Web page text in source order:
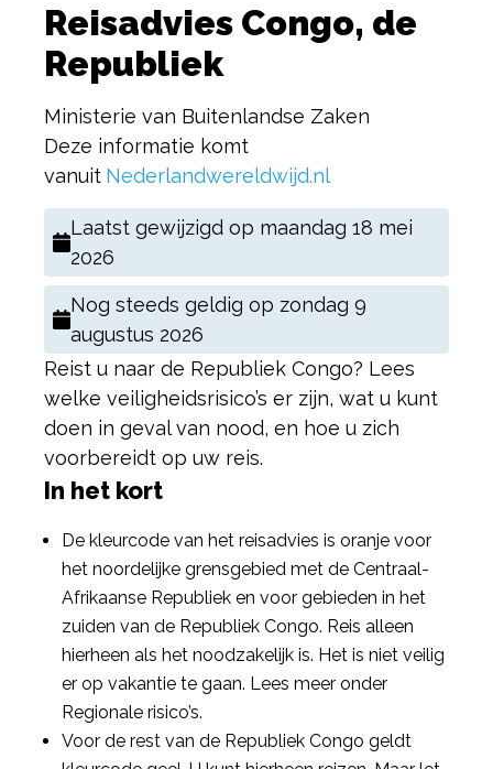
Reisadvies Congo, de
Republiek
Ministerie van Buitenlandse Zaken
Deze informatie komt
vanuit Nederlandwereldwijd.nl
Laatst gewijzigd op maandag 18 mei
2026
Nog steeds geldig op zondag 9
augustus 2026
Reist u naar de Republiek Congo? Lees
welke veiligheidsrisico’s er zijn, wat u kunt
doen in geval van nood, en hoe u zich
voorbereidt op uw reis.
In het kort
De kleurcode van het reisadvies is oranje voor
het noordelijke grensgebied met de Centraal-
Afrikaanse Republiek en voor gebieden in het
zuiden van de Republiek Congo. Reis alleen
hierheen als het noodzakelijk is. Het is niet veilig
er op vakantie te gaan. Lees meer onder
Regionale risico’s.
Voor de rest van de Republiek Congo geldt